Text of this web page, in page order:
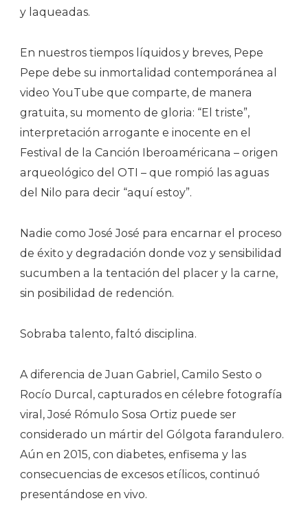
y laqueadas.
En nuestros tiempos líquidos y breves, Pepe
Pepe debe su inmortalidad contemporánea al
video YouTube que comparte, de manera
gratuita, su momento de gloria: “El triste”,
interpretación arrogante e inocente en el
Festival de la Canción Iberoaméricana – origen
arqueológico del OTI – que rompió las aguas
del Nilo para decir “aquí estoy”.
Nadie como José José para encarnar el proceso
de éxito y degradación donde voz y sensibilidad
sucumben a la tentación del placer y la carne,
sin posibilidad de redención.
Sobraba talento, faltó disciplina.
A diferencia de Juan Gabriel, Camilo Sesto o
Rocío Durcal, capturados en célebre fotografía
viral, José Rómulo Sosa Ortiz puede ser
considerado un mártir del Gólgota farandulero.
Aún en 2015, con diabetes, enfisema y las
consecuencias de excesos etílicos, continuó
presentándose en vivo.